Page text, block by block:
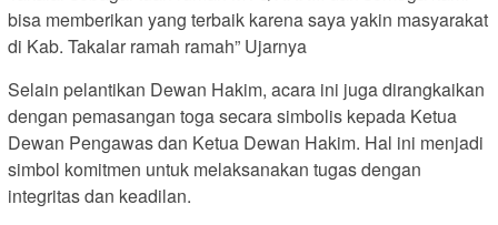
bisa memberikan yang terbaik karena saya yakin masyarakat
di Kab. Takalar ramah ramah” Ujarnya
Selain pelantikan Dewan Hakim, acara ini juga dirangkaikan
dengan pemasangan toga secara simbolis kepada Ketua
Dewan Pengawas dan Ketua Dewan Hakim. Hal ini menjadi
simbol komitmen untuk melaksanakan tugas dengan
integritas dan keadilan.